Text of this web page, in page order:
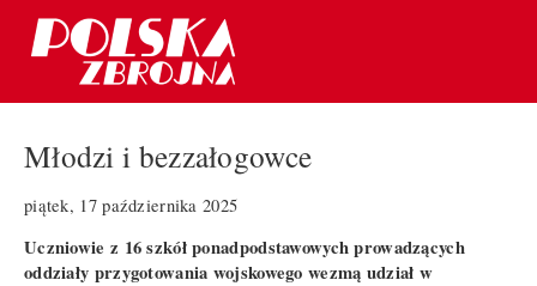
Młodzi i bezzałogowce
piątek, 17 października 2025
Uczniowie z 16 szkół ponadpodstawowych prowadzących
oddziały przygotowania wojskowego wezmą udział w